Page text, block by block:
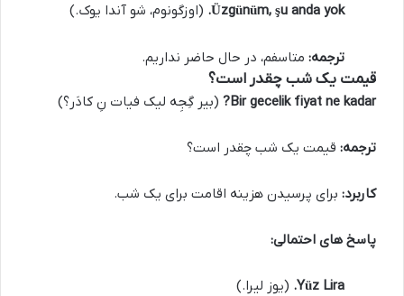
Üzgünüm, şu anda yok. (اوزگونوم، شو آندا یوک.)
ترجمه: متاسفم، در حال حاضر نداریم.
قیمت یک شب چقدر است؟
Bir gecelik fiyat ne kadar? (بیر گِجِه لیک فیات نِ کادَر؟)
ترجمه: قیمت یک شب چقدر است؟
کاربرد: برای پرسیدن هزینه اقامت برای یک شب.
پاسخ های احتمالی:
Yüz Lira. (یوز لیرا.)